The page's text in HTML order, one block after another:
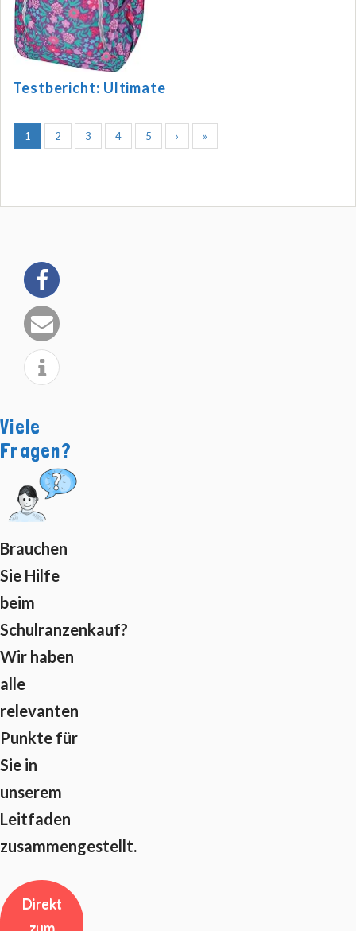
Testbericht: Ultimate
1 2 3 4 5 › »
Viele
Fragen?
Brauchen
Sie Hilfe
beim
Schulranzenkauf?
Wir haben
alle
relevanten
Punkte für
Sie in
unserem
Leitfaden
zusammengestellt.
Direkt
zum